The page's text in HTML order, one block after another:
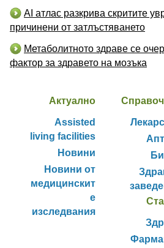
AI атлас разкрива скритите
причинени от затлъстяването
Метаболитното здраве се
фактор за здравето на мозъка
Актуално
Assisted
living facilities
Новини
Новини от
медицинскит
е
изследвания